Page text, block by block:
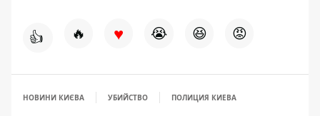
👍 🔥 ♥ 😭 😆 😡
НОВИНИ КИЄВА УБИЙСТВО ПОЛИЦИЯ КИЕВА